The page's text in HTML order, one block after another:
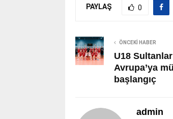
PAYLAŞ 0
ÖNCEKI HABER
U18
Avrupa’ya
başlangıç
admin